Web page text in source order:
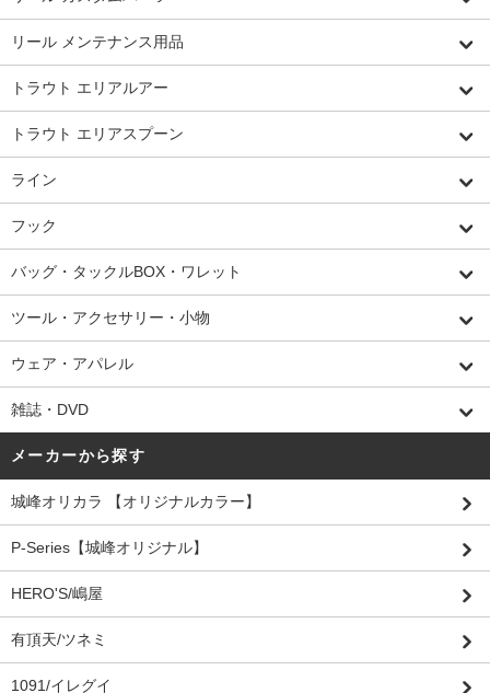
リール メンテナンス用品
トラウト エリアルアー
トラウト エリアスプーン
ライン
フック
バッグ・タックルBOX・ワレット
ツール・アクセサリー・小物
ウェア・アパレル
雑誌・DVD
メーカーから探す
城峰オリカラ 【オリジナルカラー】
P-Series【城峰オリジナル】
HERO'S/嶋屋
有頂天/ツネミ
1091/イレグイ